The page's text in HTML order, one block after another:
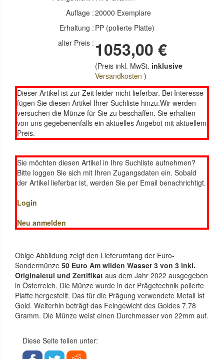
Auflage :20000 Exemplare
Erhaltung : PP (polierte Platte)
alter Preis : 1053,00 €
(Preis inkl. MwSt. inklusive
Versandkosten )
Dieser Artikel ist zur Zeit leider nicht lieferbar. Bei Interesse
fügen Sie diesen Artikel Ihrer Suchliste hinzu.Wir werden
versuchen die Münze für Sie zu beschaffen. Sie erhalten
von uns gegebenenfalls ein aktuelles Angebot mit aktuellem
Preis.
Sie möchten diesen Artikel in Ihre Suchliste aufnehmen?
Bitte loggen Sie sich mit Ihren Zugangsdaten ein. Sobald
der Artikel lieferbar ist, werden Sie per Email benachrichtigt.
Login
Neu anmelden
Obige Abbildung zeigt den Lieferumfang der Euro-
Sondermünze 50 Euro Am wilden Wasser 3 von 3 inkl.
Originaletui und Zertifikat aus dem Jahr 2022 ausgegeben
in Österreich. Die Münze wurde in der Prägetechnik polierte
Platte hergestellt. Das für die Prägung verwendete Metall ist
Gold. Weiterhin beträgt das Feingewicht des Goldes 7.78
Gramm. Die Münze weist einen Durchmesser von 22mm auf.
Diese Seite teilen unter: